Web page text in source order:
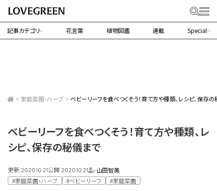
記事カテゴリ 花言葉 植物図鑑 連載 Special
家庭菜園・ハーブ ベビーリーフを食べつくそう！育て方や種類、レシピ、保存
ベビーリーフを食べつくそう！育て方や種類、レ
シピ、保存の秘儀まで
更新 2020.10.21公開 2020.10.21
山田智美
#家庭菜園・ハーブ
#ベビーリーフ #家庭菜園